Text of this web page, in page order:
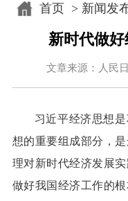
首页> 新闻发
新时代做
文章来源：人
习近平经济思想
想的重要组成部分，
理对新时代经济发展
做好我国经济工作的